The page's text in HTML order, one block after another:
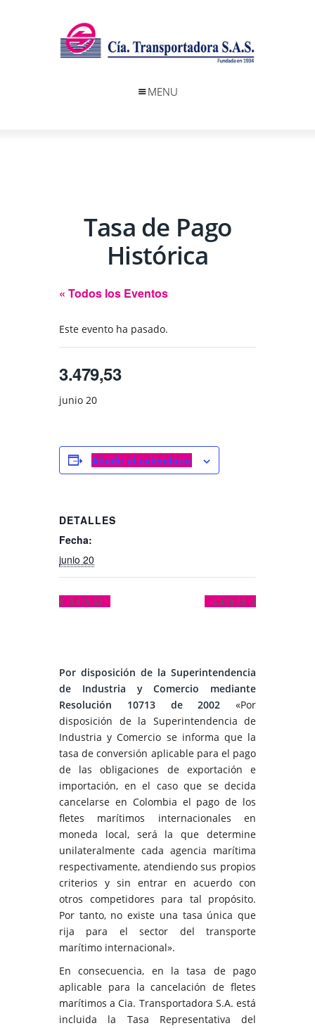
MENU
Tasa de Pago
Histórica
« Todos los Eventos
Este evento ha pasado.
3.479,53
junio 20
Añadir al calendario
DETALLES
Fecha:
junio 20
3.479,53 3.479,53
Por disposición de la Superintendencia
de Industria y Comercio mediante
Resolución 10713 de 2002 «Por
disposición de la Superintendencia de
Industria y Comercio se informa que la
tasa de conversión aplicable para el pago
de las obligaciones de exportación e
importación, en el caso que se decida
cancelarse en Colombia el pago de los
fletes marítimos internacionales en
moneda local, será la que determine
unilateralmente cada agencia marítima
respectivamente, atendiendo sus propios
criterios y sin entrar en acuerdo con
otros competidores para tal propósito.
Por tanto, no existe una tasa única que
rija para el sector del transporte
marítimo internacional».
En consecuencia, en la tasa de pago
aplicable para la cancelación de fletes
marítimos a Cia. Transportadora S.A. está
incluida la Tasa Representativa del